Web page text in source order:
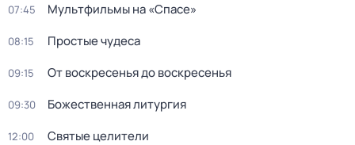
07:45 Мультфильмы на «Спасе»
08:15 Простые чудеса
09:15 От воскресенья до воскресенья
09:30 Божественная литургия
12:00 Святые целители